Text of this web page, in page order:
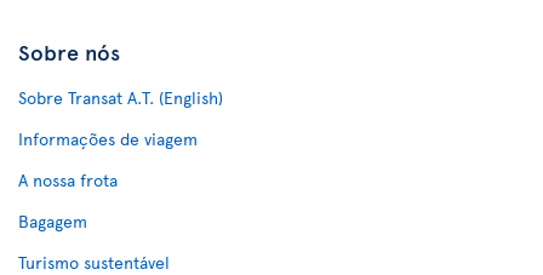
Sobre nós
Sobre Transat A.T. (English)
Informações de viagem
A nossa frota
Bagagem
Turismo sustentável